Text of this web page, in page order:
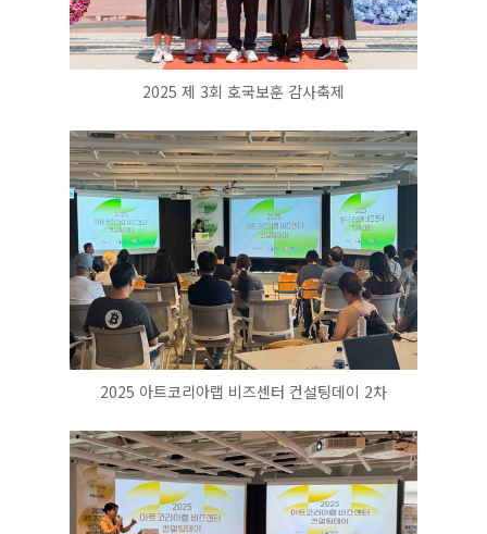
2025 제 3회 호국보훈 감사축제
2025 아트코리아랩 비즈센터 컨설팅데이 2차